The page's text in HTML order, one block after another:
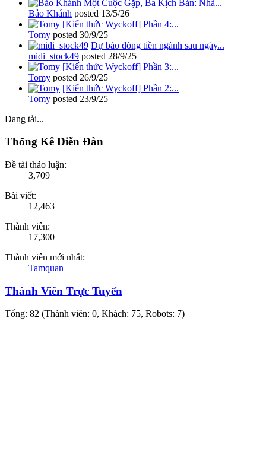
Một Cuộc Gặp, Ba Kịch Bản: Nhà...
Bảo Khánh posted 13/5/26
[Kiến thức Wyckoff] Phần 4:...
Tomy posted 30/9/25
Dự báo dòng tiền ngành sau ngày...
midi_stock49 posted 28/9/25
[Kiến thức Wyckoff] Phần 3:...
Tomy posted 26/9/25
[Kiến thức Wyckoff] Phần 2:...
Tomy posted 23/9/25
Đang tải...
Thống Kê Diễn Đàn
Đề tài thảo luận:
3,709
Bài viết:
12,463
Thành viên:
17,300
Thành viên mới nhất:
Tamquan
Thành Viên Trực Tuyến
Tổng: 82 (Thành viên: 0, Khách: 75, Robots: 7)